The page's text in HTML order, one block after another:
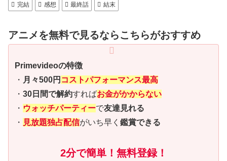
完結
感想 最終話 結末
アニメを無料で見るならこちらがおすすめ
Primevideoの特徴
・ 月々500円 コストパフォーマンス最高
・ 30日間で解約すればお金がかからない
・ ウォッチパーティーで友達見れる
・ 見放題独占配信がいち早く 鑑賞できる
2分で簡単！無料登録！